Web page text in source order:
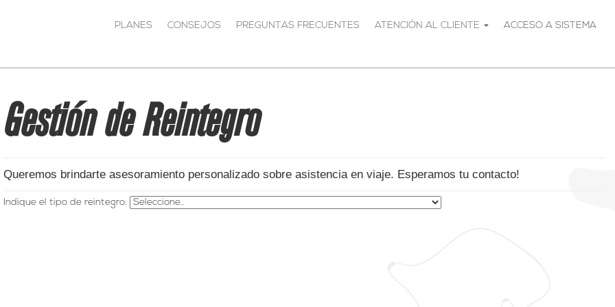
PLANES CONSEJOS PREGUNTAS FRECUENTES ATENCIÓN AL CLIENTE ACCESO A SISTEMA
Gestión de Reintegro
Queremos brindarte asesoramiento personalizado sobre asistencia en viaje. Esperamos tu contacto!
Indique el tipo de reintegro: